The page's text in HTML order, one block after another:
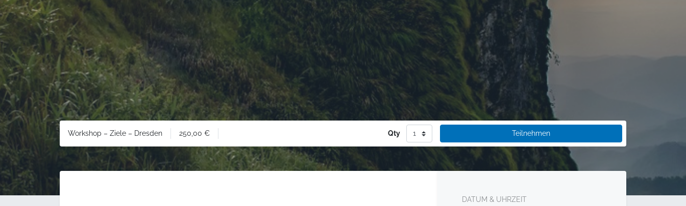
Workshop – Ziele – Dresden 250,00 € Qty Teilnehmen
DATUM & UHRZEIT